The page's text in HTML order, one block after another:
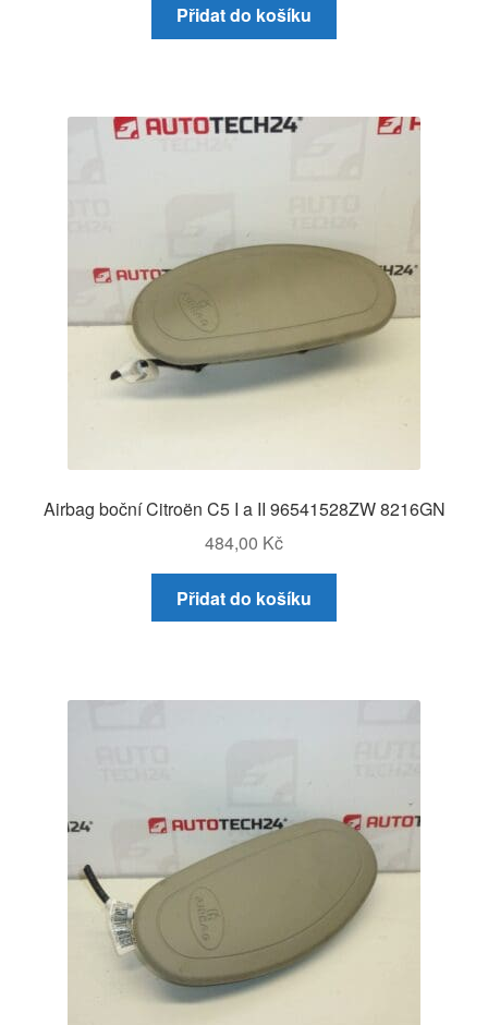
Přidat do košíku
Airbag boční Citroën C5 I a II 96541528ZW 8216GN
484,00 Kč
Přidat do košíku